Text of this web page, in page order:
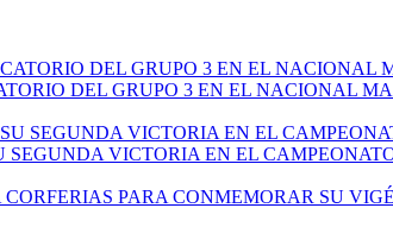
DEL GRUPO 3 EN EL NACIONAL
VICTORIA EN EL